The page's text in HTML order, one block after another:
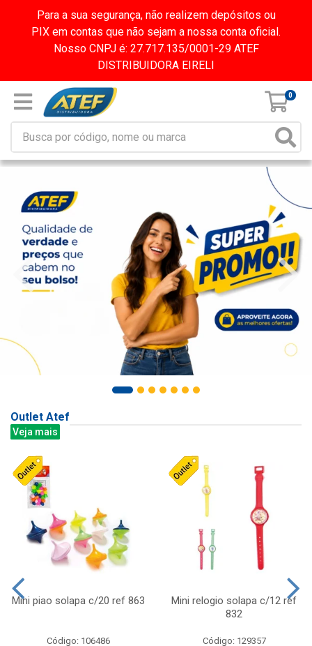
Para a sua segurança, não realizem depósitos ou
PIX em contas que não sejam a nossa conta oficial.
Nosso CNPJ é: 27.717.135/0001-29 ATEF
DISTRIBUIDORA EIRELI
0
Outlet Atef
Veja mais
Mini piao solapa c/20 ref 863
Código: 106486
Mini relogio solapa c/12 ref
832
Código: 129357